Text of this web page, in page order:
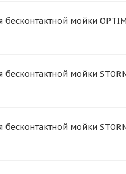
мойки
мойки
бесконтактной мойки